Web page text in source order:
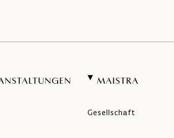
MAISTRA
Gesellschaft